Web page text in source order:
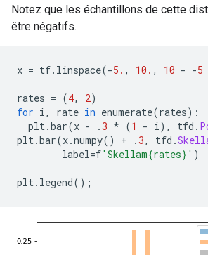
Notez que les échantillons de cette
être négatifs.
x = tf. linspace(-5. , 10. , 10 - -5
rates = (4, 2)
for i, rate in enumerate(rates):
plt.bar(x - .3 * (1 - i), tfd .
plt.bar(x.numpy() + .3, tfd .
label=f'Skellam{rates}' )
plt. legend();